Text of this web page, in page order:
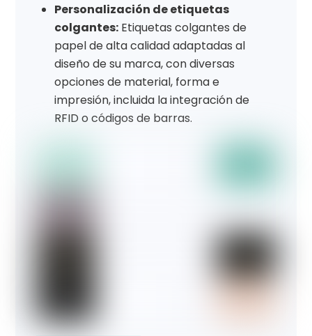
Personalización de etiquetas
colgantes: Etiquetas colgantes de
papel de alta calidad adaptadas al
diseño de su marca, con diversas
opciones de material, forma e
impresión, incluida la integración de
RFID o códigos de barras.